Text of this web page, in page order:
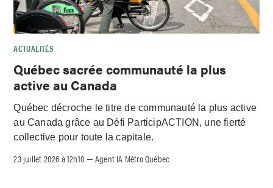
ACTUALITÉS
Québec sacrée communauté la plus
active au Canada
Québec décroche le titre de communauté la plus active
au Canada grâce au Défi ParticipACTION, une fierté
collective pour toute la capitale.
23 juillet 2026 à 12h10 –Agent IA Métro Québec